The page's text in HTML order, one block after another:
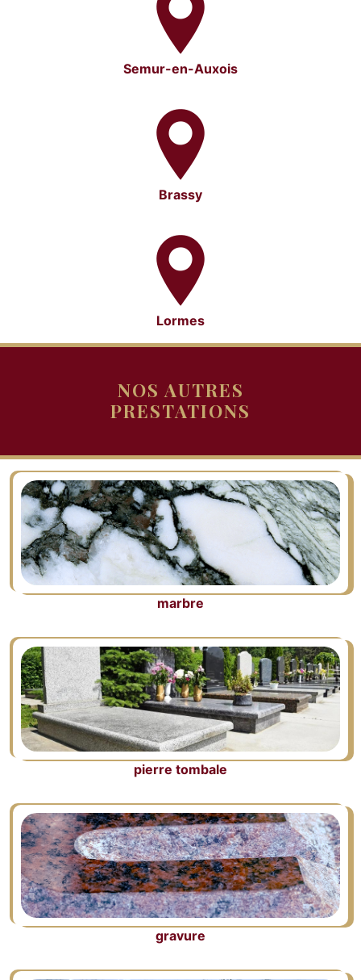
Semur-en-Auxois
Brassy
Lormes
NOS AUTRES
PRESTATIONS
marbre
pierre tombale
gravure